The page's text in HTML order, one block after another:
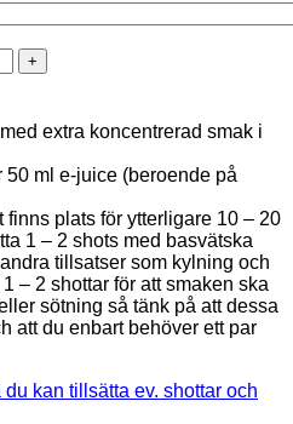
extra koncentrerad smak i
ml e-juice (beroende på
plats för ytterligare 10 – 20
1 – 2 shots med basvätska
tillsatser som kylning och
– 2 shottar för att smaken ska
sötning så tänk på att dessa
att du enbart behöver ett par
kan tillsätta ev. shottar och